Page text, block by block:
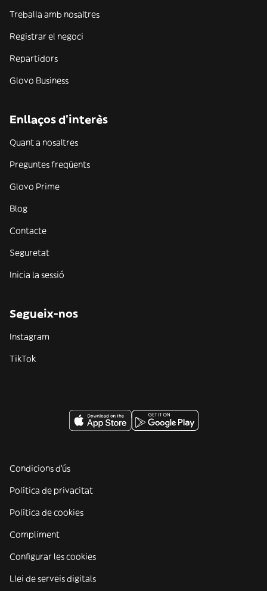
Treballa amb nosaltres
Registrar el negoci
Repartidors
Glovo Business
Enllaços d'interès
Quant a nosaltres
Preguntes freqüents
Glovo Prime
Blog
Contacte
Seguretat
Inicia la sessió
Segueix-nos
Instagram
TikTok
Condicions d'ús
Política de privacitat
Política de cookies
Compliment
Configurar les cookies
Llei de serveis digitals